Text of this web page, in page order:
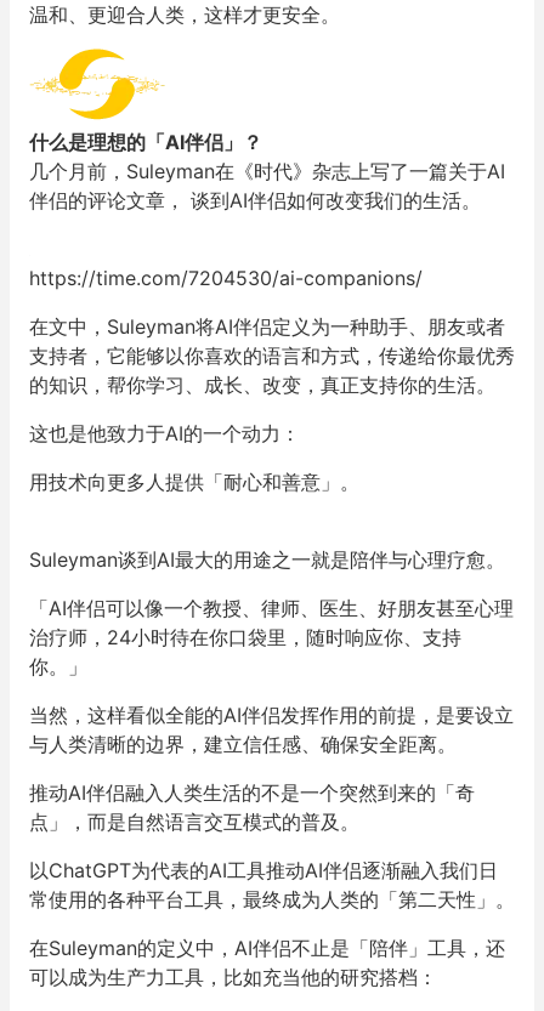
温和、更迎合人类，这样才更安全。
什么是理想的「AI伴侣」？
几个月前，Suleyman在《时代》杂志上写了一篇关于AI
伴侣的评论文章， 谈到AI伴侣如何改变我们的生活。
https://time.com/7204530/ai-companions/
在文中，Suleyman将AI伴侣定义为一种助手、朋友或者
支持者，它能够以你喜欢的语言和方式，传递给你最优秀
的知识，帮你学习、成长、改变，真正支持你的生活。
这也是他致力于AI的一个动力：
用技术向更多人提供「耐心和善意」。
Suleyman谈到AI最大的用途之一就是陪伴与心理疗愈。
「AI伴侣可以像一个教授、律师、医生、好朋友甚至心理
治疗师，24小时待在你口袋里，随时响应你、支持
你。」
当然，这样看似全能的AI伴侣发挥作用的前提，是要设立
与人类清晰的边界，建立信任感、确保安全距离。
推动AI伴侣融入人类生活的不是一个突然到来的「奇
点」，而是自然语言交互模式的普及。
以ChatGPT为代表的AI工具推动AI伴侣逐渐融入我们日
常使用的各种平台工具，最终成为人类的「第二天性」。
在Suleyman的定义中，AI伴侣不止是「陪伴」工具，还
可以成为生产力工具，比如充当他的研究搭档：